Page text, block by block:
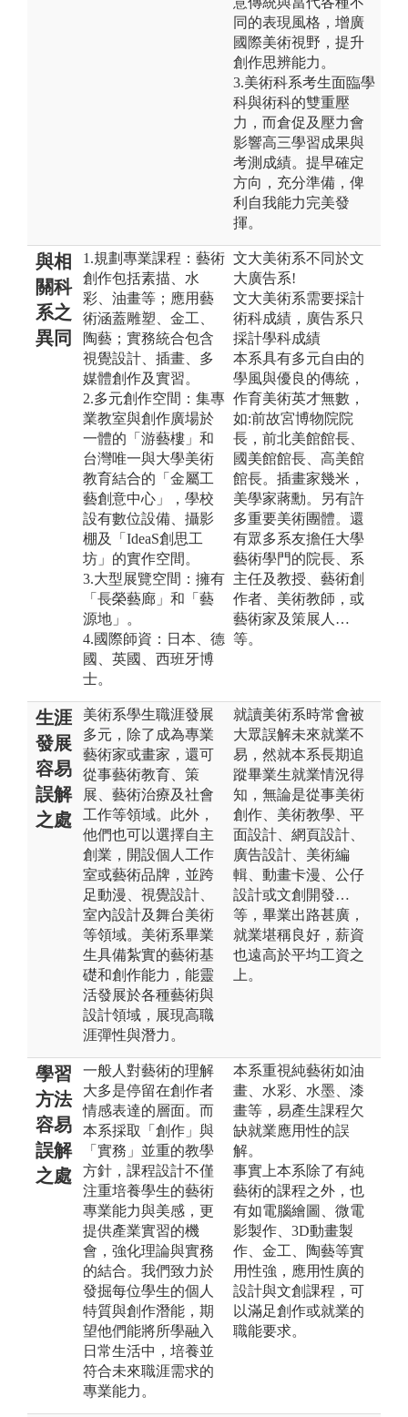
同的表現風格，增廣
國際美術視野，提升
創作思辨能力。
3.美術科系考生面臨學
科與術科的雙重壓
力，而倉促及壓力會
影響高三學習成果與
考測成績。提早確定
方向，充分準備，俾
利自我能力完美發
揮。
與相
關科
系之
異同
1.規劃專業課程：藝術
創作包括素描、水
彩、油畫等；應用藝
術涵蓋雕塑、金工、
陶藝；實務統合包含
視覺設計、插畫、多
媒體創作及實習。
2.多元創作空間：集專
業教室與創作廣場於
一體的「游藝樓」和
台灣唯一與大學美術
教育結合的「金屬工
藝創意中心」，學校
設有數位設備、攝影
棚及「IdeaS創思工
坊」的實作空間。
3.大型展覽空間：擁有
「長榮藝廊」和「藝
源地」。
4.國際師資：日本、德
國、英國、西班牙博
士。
文大美術系不同於文
大廣告系!
文大美術系需要採計
術科成績，廣告系只
採計學科成績
本系具有多元自由的
學風與優良的傳統，
作育美術英才無數，
如:前故宮博物院院
長，前北美館館長、
國美館館長、高美館
館長。插畫家幾米，
美學家蔣勳。另有許
多重要美術團體。還
有眾多系友擔任大學
藝術學門的院長、系
主任及教授、藝術創
作者、美術教師，或
藝術家及策展人…
等。
生涯
發展
容易
誤解
之處
美術系學生職涯發展
多元，除了成為專業
藝術家或畫家，還可
從事藝術教育、策
展、藝術治療及社會
工作等領域。此外，
他們也可以選擇自主
創業，開設個人工作
室或藝術品牌，並跨
足動漫、視覺設計、
室內設計及舞台美術
等領域。美術系畢業
生具備紮實的藝術基
礎和創作能力，能靈
活發展於各種藝術與
設計領域，展現高職
涯彈性與潛力。
就讀美術系時常會被
大眾誤解未來就業不
易，然就本系長期追
蹤畢業生就業情況得
知，無論是從事美術
創作、美術教學、平
面設計、網頁設計、
廣告設計、美術編
輯、動畫卡漫、公仔
設計或文創開發…
等，畢業出路甚廣，
就業堪稱良好，薪資
也遠高於平均工資之
上。
學習
方法
容易
誤解
之處
一般人對藝術的理解
大多是停留在創作者
情感表達的層面。而
本系採取「創作」與
「實務」並重的教學
方針，課程設計不僅
注重培養學生的藝術
專業能力與美感，更
提供產業實習的機
會，強化理論與實務
的結合。我們致力於
發掘每位學生的個人
特質與創作潛能，期
望他們能將所學融入
日常生活中，培養並
符合未來職涯需求的
專業能力。
本系重視純藝術如油
畫、水彩、水墨、漆
畫等，易產生課程欠
缺就業應用性的誤
解。
事實上本系除了有純
藝術的課程之外，也
有如電腦繪圖、微電
影製作、3D動畫製
作、金工、陶藝等實
用性強，應用性廣的
設計與文創課程，可
以滿足創作或就業的
職能要求。